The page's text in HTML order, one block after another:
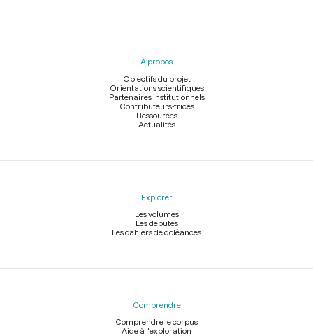
Menu
À propos
Objectifs du projet
Orientations scientifiques
Partenaires institutionnels
Contributeurs-trices
Ressources
Actualités
Explorer
Les volumes
Les députés
Les cahiers de doléances
Comprendre
Comprendre le corpus
Aide à l'exploration